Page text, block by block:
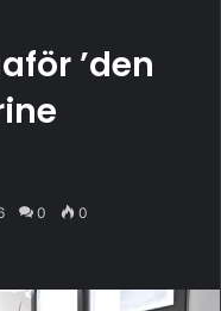
’den
0 0